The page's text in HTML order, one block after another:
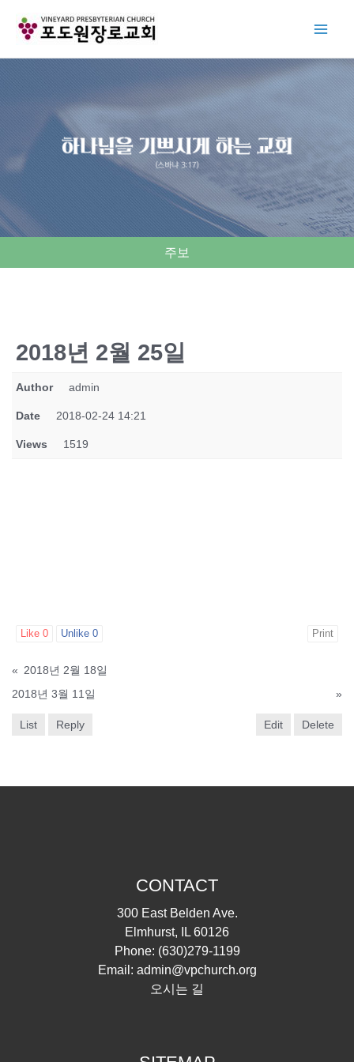
주보
2018년 2월 25일
Author admin
Date 2018-02-24 14:21
Views 1519
Like 0 Unlike 0 Print
« 2018년 2월 18일
2018년 3월 11일
»
List Reply Edit Delete
CONTACT
300 East Belden Ave.
Elmhurst, IL 60126
Phone: (630)279-1199
Email: admin@vpchurch.org
오시는 길